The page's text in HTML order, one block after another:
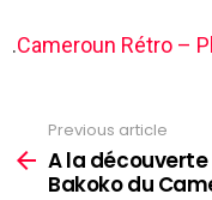
.Cameroun Rétro –
more
Previous article
A la
Bakoko du